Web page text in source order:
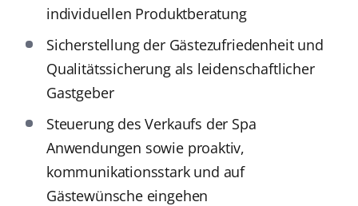
individuellen Produktberatung
Sicherstellung der Gästezufriedenheit und
Qualitätssicherung als leidenschaftlicher
Gastgeber
Steuerung des Verkaufs der Spa
Anwendungen sowie proaktiv,
kommunikationsstark und auf
Gästewünsche eingehen